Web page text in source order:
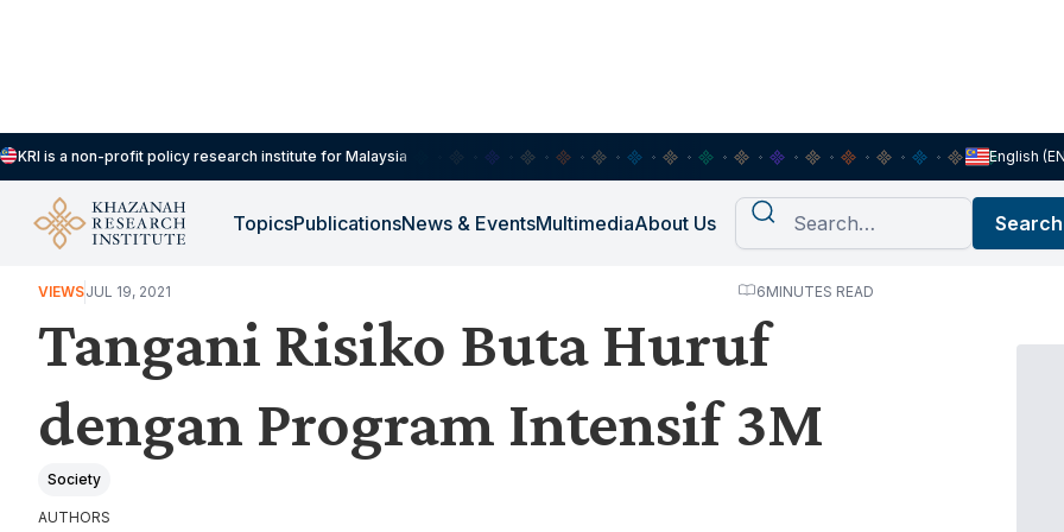
KRI is a non-profit policy research institute for Malaysia English
TopicsPublicationsNews & EventsMultimediaAbout Us
WORK, JOBS & LIVELIHOODS
VIEWSJUL 19, 2021 6MINUTES READ
Tangani Risiko Buta Huruf
dengan Program Intensif 3M
Society
AUTHORS